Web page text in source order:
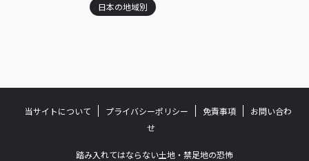
日本の地域別
当サイトについて プライバシーポリシー 免責事項
お問い合わ
せ
踏み入れてはならない土地・禁足地の恐怖